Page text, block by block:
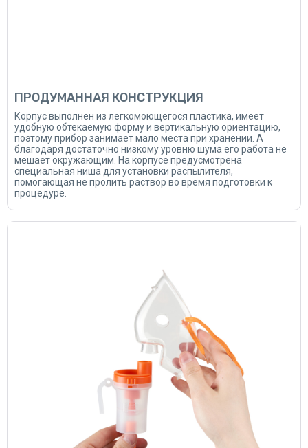
ПРОДУМАННАЯ КОНСТРУКЦИЯ
Корпус выполнен из легкомоющегося пластика, имеет
удобную обтекаемую форму и вертикальную ориентацию,
поэтому прибор занимает мало места при хранении. А
благодаря достаточно низкому уровню шума его работа не
мешает окружающим. На корпусе предусмотрена
специальная ниша для установки распылителя,
помогающая не пролить раствор во время подготовки к
процедуре.